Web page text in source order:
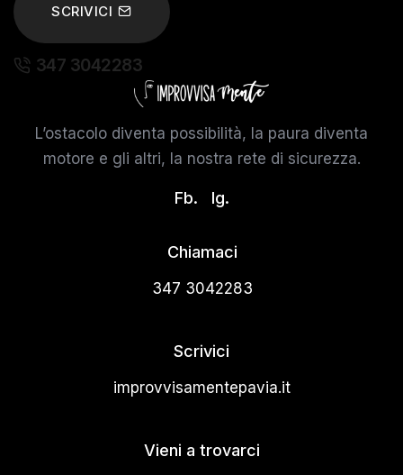
SCRIVICI
347 3042283
L’ostacolo diventa possibilità, la paura diventa
motore e gli altri, la nostra rete di sicurezza.
Fb. Ig.
Chiamaci
347 3042283
Scrivici
improvvisamentepavia.it
Vieni a trovarci